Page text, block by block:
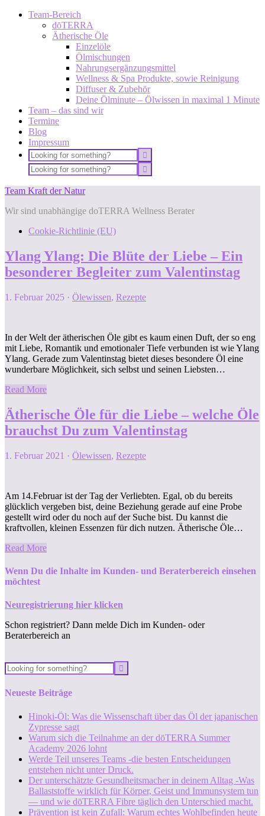
Team-Bereich
dōTERRA
Ätherische Öle
Einzelöle
Ölmischungen
Nahrungsergänzungsmittel
Wellness & Spa Produkte, sowie Reinigung
Diffuser & Zubehör
Deine Ölminute – Ölwissen in maximal 1 Minute
Team – das sind wir
Termine
Blog
Impressum
Team Kraft der Natur
Wir sind unabhängige doTERRA Wellness Berater
Cookie-Richtlinie (EU)
Ylang Ylang: Die Blüte der Liebe – Ein
besonderer Begleiter zum Valentinstag
1. Februar 2025 · Ölewissen, Rezepte
In der Welt der ätherischen Öle gibt es kaum einen Duft, der so eng
mit Liebe, Romantik und emotionaler Tiefe verbunden ist wie Ylang
Ylang. Gerade zum Valentinstag bietet dieses besondere Öl eine
wunderbare Möglichkeit, sich selbst und seinen Liebsten…
Read More
Ätherische Öle für die Liebe – welche Öle
brauchst Du zum Valentinstag
1. Februar 2021 · Ölewissen, Rezepte
Am 14.Februar ist der Tag der Verliebten. Egal, ob du bereits
glücklich vergeben bist, deine Beziehung gerade auf eine Probe
gestellt wird oder du noch auf der Suche bist. Du kannst die
kraftvollen, kleinen Essenzen für dich nutzen. Ätherische Öle…
Read More
Wenn Du die Inhalte im Kunden- und Beraterbereich einsehen
möchtest
Neuregistrierung hier klicken
Schon registriert? Dann melde Dich im Kunden- oder
Beraterbereich an
Neueste Beiträge
Hinoki-Öl: Was die Wissenschaft über das Öl der japanischen
Zypresse sagt
Warum sich die Teilnahme an der dōTERRA Summer
Academy 2026 lohnt
Werde Teil unseres Teams -die besten Entscheidungen
entstehen nicht unter Druck.
Der unterschätzte Gesundheitsmacher in deinem Alltag -Was
Ballaststoffe wirklich für Körper, Geist und Immunsystem tun
— und wie dōTERRA Fibre täglich den Unterschied macht.
Prävention ist kein Zufall: Warum echtes Wohlbefinden heute